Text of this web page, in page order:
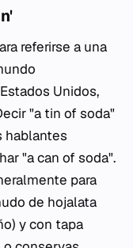
referirse a una
Unidos,
"a tin of soda"
hablantes
"a can of soda".
para
de hojalata
y con tapa